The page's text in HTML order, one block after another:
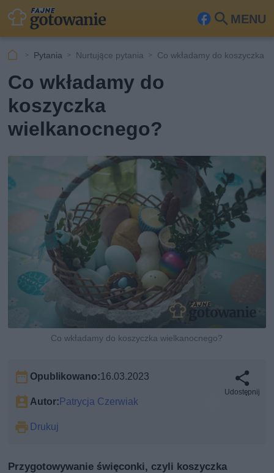
MENU
Fa
ook
Szu
kaj
Pytania Nurtujące pytania Co wkładamy do koszyczka
Co wkładamy do
koszyczka
wielkanocnego?
Co wkładamy do koszyczka wielkanocnego?
Opublikowano:16.03.2023
Autor:Patrycja Czerwiak
Drukuj
Udostępnij
Przygotowywanie święconki, czyli koszyczka